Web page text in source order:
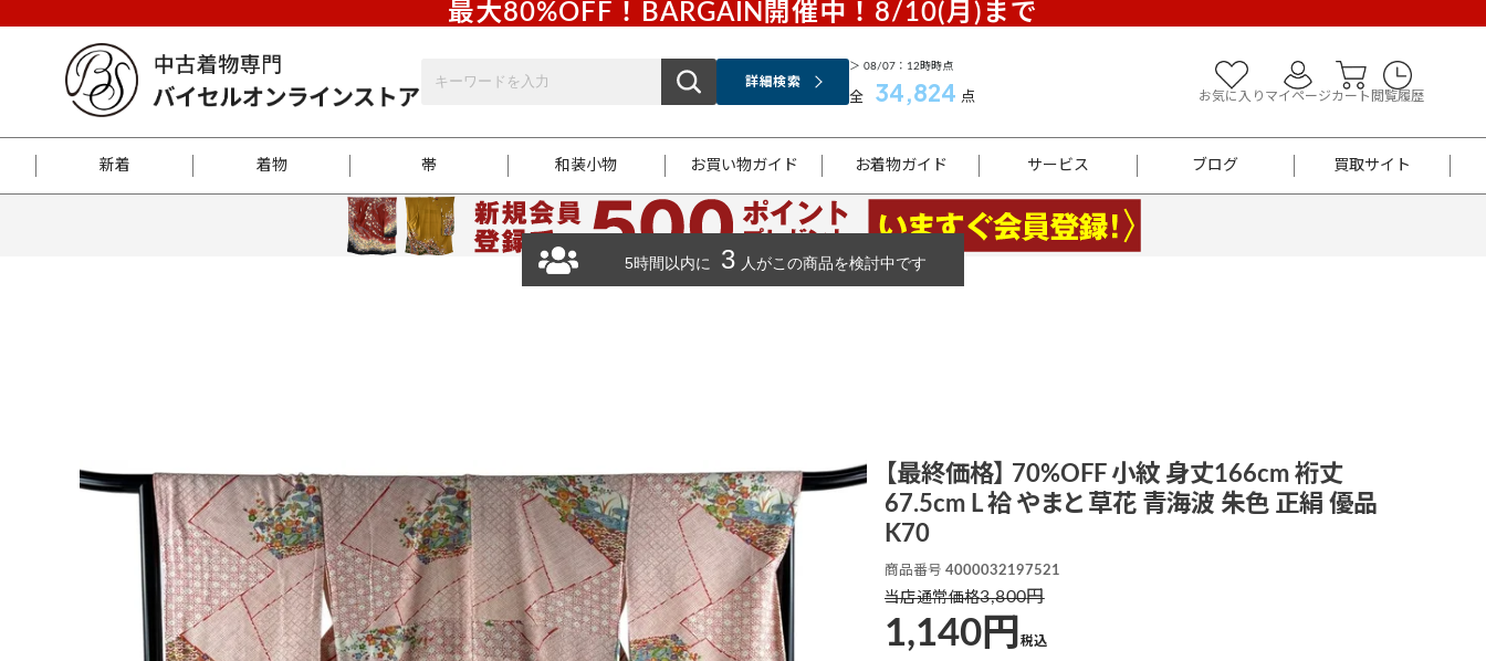
最大80%OFF！BARGAIN開催中！8/10(月)まで
詳細検索
＞ 08/07：12時時点
全 34,824 点 お気に入り マイページカート 閲覧履歴
新着 着物 帯 和装小物 お買い物ガイド
お客様に届くまで お支払いについて 着物参考サイズ/採寸について
お着物ガイド
はじめてのお着物ガイド サイズ案内 和色チャート集
サービス
商品お取り寄せサービス 新規会員登録 お問い合わせ
ブログ
着物知識 スタッフブログ
買取サイト
【最終価格】 70%OFF 小紋 身丈166cm 裄丈
67.5cm L 袷 やまと 草花 青海波 朱色 正絹 優品
K70
商品番号 4000032197521
当店通常価格3,800
1,140 税込
5時間以内に 3 人がこの商品を検討中です